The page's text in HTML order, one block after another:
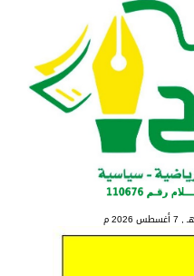
7 أغسطس 2026 م